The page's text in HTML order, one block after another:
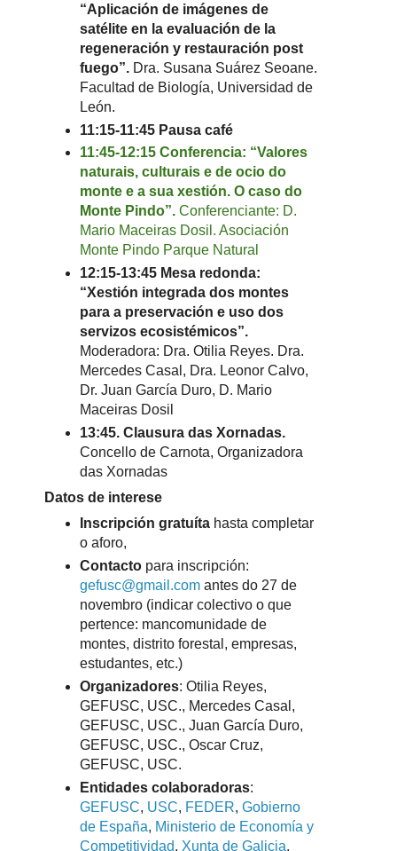
“Aplicación de imágenes de
satélite en la evaluación de la
regeneración y restauración post
fuego”. Dra. Susana Suárez Seoane.
Facultad de Biología, Universidad de
León.
11:15-11:45 Pausa café
11:45-12:15 Conferencia: “Valores
naturais, culturais e de ocio do
monte e a sua xestión. O caso do
Monte Pindo”. Conferenciante: D.
Mario Maceiras Dosil. Asociación
Monte Pindo Parque Natural
12:15-13:45 Mesa redonda:
“Xestión integrada dos montes
para a preservación e uso dos
servizos ecosistémicos”.
Moderadora: Dra. Otilia Reyes. Dra.
Mercedes Casal, Dra. Leonor Calvo,
Dr. Juan García Duro, D. Mario
Maceiras Dosil
13:45. Clausura das Xornadas.
Concello de Carnota, Organizadora
das Xornadas
Datos de interese
Inscripción gratuíta hasta completar
o aforo,
Contacto para inscripción:
gefusc@gmail.comantes do 27 de
novembro (indicar colectivo o que
pertence: mancomunidade de
montes, distrito forestal, empresas,
estudantes, etc.)
Organizadores: Otilia Reyes,
GEFUSC, USC., Mercedes Casal,
GEFUSC, USC., Juan García Duro,
GEFUSC, USC., Oscar Cruz,
GEFUSC, USC.
Entidades colaboradoras:
GEFUSC, USC, FEDER, Gobierno
de España, Ministerio de Economía y
Competitividad, Xunta de Galicia,